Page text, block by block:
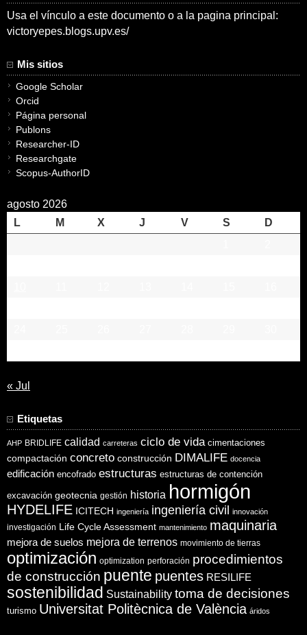
Usa el vínculo a este documento o a la pagina principal:
victoryepes.blogs.upv.es/
Mis sitios
Google Scholar
Orcid
Página personal
Publons
Researcher-ID
Researchgate
Scopus-AuthorID
agosto 2026
L
M X J V S
D
« Jul
Etiquetas
AHP BRIDLIFE calidad carreteras ciclo de vida cimentaciones
compactación concreto construcción DIMALIFE docencia
edificación encofrado estructuras estructuras de contención
excavación geotecnia gestión historia hormigón
HYDELIFE ICITECH ingeniería ingeniería civil innovación
investigación Life Cycle Assessment mantenimiento maquinaria
mejora de suelos mejora de terrenos movimiento de tierras
optimización optimization perforación procedimientos
de construcción puente puentes RESILIFE
sostenibilidad Sustainability toma de decisiones
turismo Universitat Politècnica de València áridos